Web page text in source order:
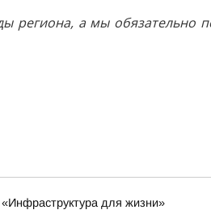
региона, а мы обязательно
для жизни»